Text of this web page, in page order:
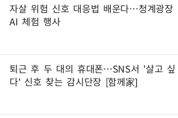
자살 위험 신호 대응법 배운다…청계광장
AI 체험 행사
퇴근 후 두 대의 휴대폰…SNS서 '살고 싶
다' 신호 찾는 감시단장 [함께家]